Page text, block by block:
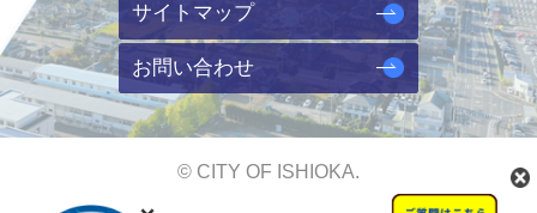
サイトマップ
お問い合わせ
© CITY OF ISHIOKA.